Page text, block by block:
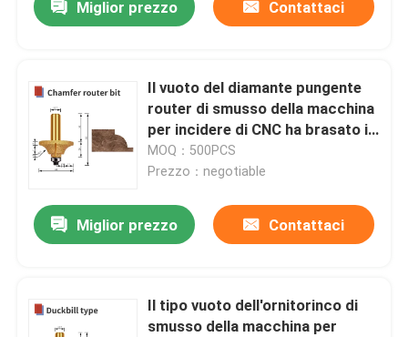
Miglior prezzo Contattaci
Il vuoto del diamante pungente
router di smusso della macchina
per incidere di CNC ha brasato il
granito di pietra di marmo
MOQ：500PCS
Prezzo：negotiable
Miglior prezzo Contattaci
Il tipo vuoto dell'ornitorinco di
smusso della macchina per